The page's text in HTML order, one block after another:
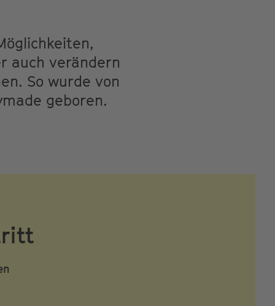
auch verändern
So wurde von
geboren.